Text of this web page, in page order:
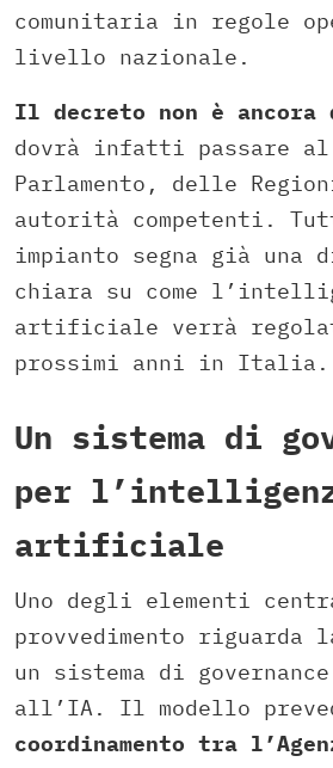
comunitaria in regole
livello nazionale.
Il decreto non è
dovrà infatti passare
Parlamento, delle
autorità competenti.
impianto segna già una
chiara su come
artificiale verrà
prossimi anni in Italia.
Un sistema di
per
artificiale
Uno degli elementi
provvedimento riguarda
un sistema di
all’IA. Il modello
coordinamento tra